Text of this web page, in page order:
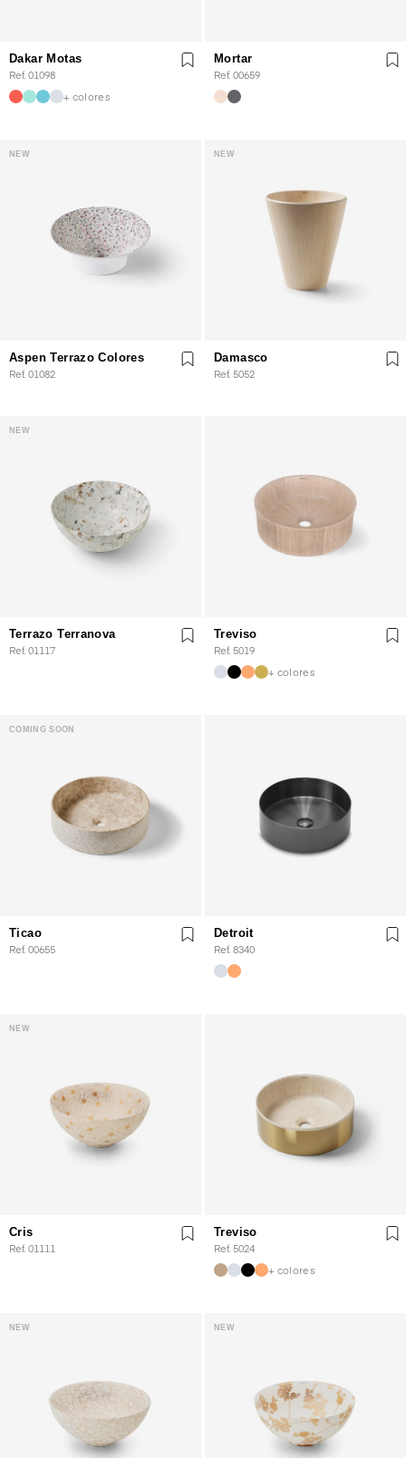
Dakar Motas
Ref. 01098
+ colores
Mortar
Ref. 00659
NEW
Aspen Terrazo Colores
Ref. 01082
NEW
Damasco
Ref. 5052
NEW
Terrazo Terranova
Ref. 01117
Treviso
Ref. 5019
+ colores
COMING SOON
Ticao
Ref. 00655
Detroit
Ref. 8340
NEW
Cris
Ref. 01111
Treviso
Ref. 5024
+ colores
NEW NEW